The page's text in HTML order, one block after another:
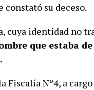
constató su deceso.
identidad no
que estaba
Nº4, a